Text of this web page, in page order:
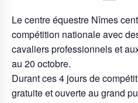
Le centre équestre Nîmes
compétition nationale avec
cavaliers professionnels et
au 20 octobre.
Durant ces 4 jours de
gratuite et ouverte au grand